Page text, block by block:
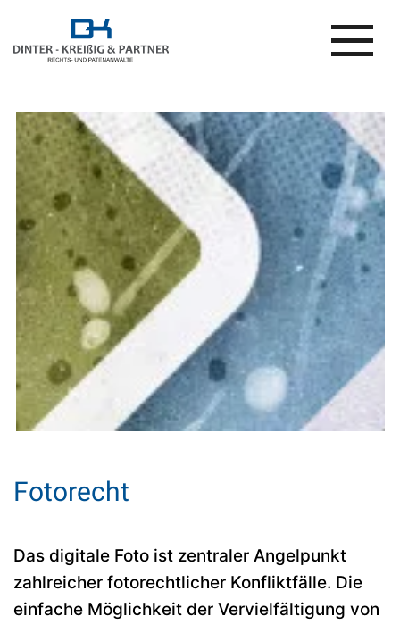
Fotorecht
Das digitale Foto ist zentraler Angelpunkt
zahlreicher fotorechtlicher Konfliktfälle. Die
einfache Möglichkeit der Vervielfältigung von